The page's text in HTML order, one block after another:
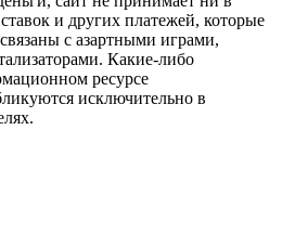
и других платежей, которые
с азартными играми,
Какие-либо
ресурсе
исключительно в